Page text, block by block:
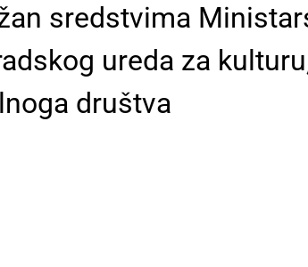
sredstvima
ureda za
društva